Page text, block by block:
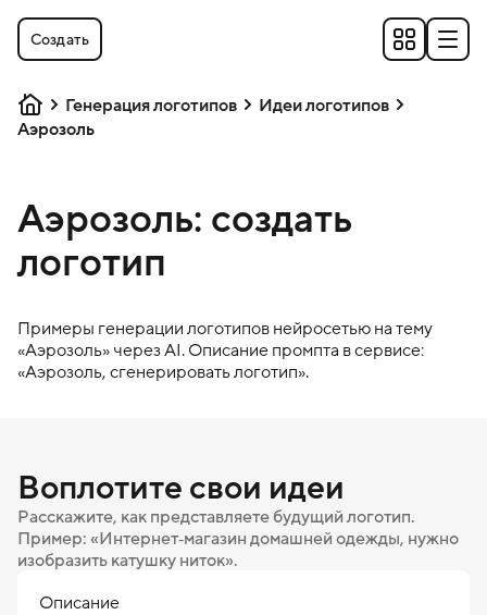
Создать
Генерация логотипов
Идеи логотипов
Аэрозоль
Аэрозоль: создать
логотип
Примеры генерации логотипов нейросетью на тему
«Аэрозоль» через AI. Описание промпта в сервисе:
«Аэрозоль, сгенерировать логотип».
Воплотите свои идеи
Расскажите, как представляете будущий логотип.
Пример: «Интернет‑магазин домашней одежды, нужно
изобразить катушку ниток».
Описание